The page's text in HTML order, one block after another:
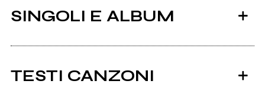
SINGOLI E ALBUM
TESTI CANZONI